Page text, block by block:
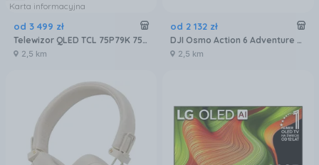
Karta informacyjna
od 3 499 zł
Telewizor QLED TCL 75P79K 75 cali 4K UHD
2,5 km
od 2 132 zł
DJI Osmo Action 6 Adventure Combo
2,5 km